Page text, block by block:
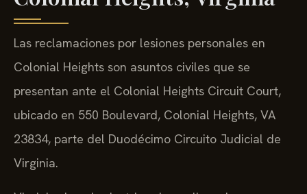
Las reclamaciones por lesiones personales en
Colonial Heights son asuntos civiles que se
presentan ante el Colonial Heights Circuit Court,
ubicado en 550 Boulevard, Colonial Heights, VA
23834, parte del Duodécimo Circuito Judicial de
Virginia.